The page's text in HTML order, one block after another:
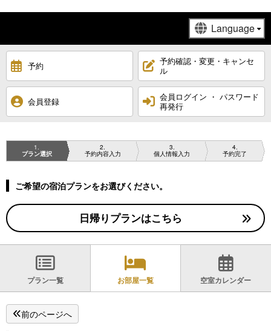
予約
予約確認・変更・キャンセ
ル
会員登録
会員ログイン ・ パスワード
再発行
1
プラン選択
2
予約内容入力
3
個人情報入力
4
予約完了
ご希望の宿泊プランをお選びください。
日帰りプランはこちら
プラン一覧 お部屋一覧 空室カレンダー
前のページへ